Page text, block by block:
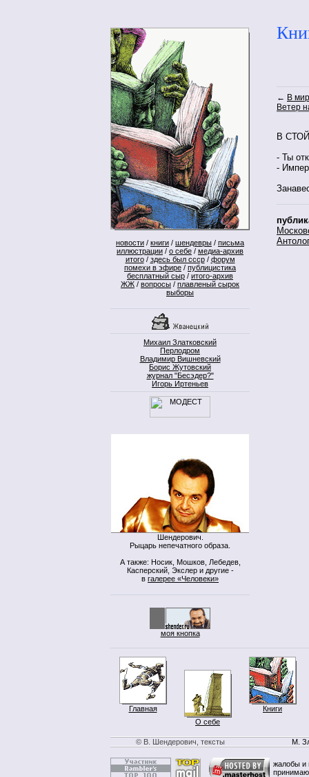
новости / книги / шендевры / письма
иллюстрации / о себе / медиа-архив
итого/ здесь был ссср/ форум
помехи в эфире / публицистика
бесплатный сыр / итого-архив
ЖЖ / вопросы / плавленый сырок
выборы
Михаил Златковский
Перлодром
Владимир Вишневский
Борис Жутовский
журнал "Бесэдер?"
Игорь Иртеньев
Шендерович.
Рыцарь непечатного образа.
А также: Носик, Мошков, Лебедев,
Касперский, Экслер и другие -
в галерее «Человеки»
моя кнопка
← В
Ветер
В
- Ты
-
Главная
О себе
Книги
© В. Шендерович, тексты М.
жалобы и